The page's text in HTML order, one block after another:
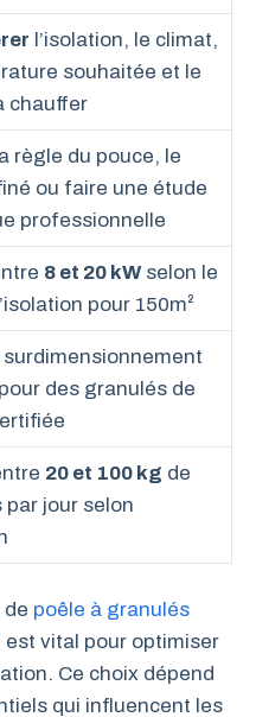
l’isolation, le climat,
souhaitée et le
chauffer
règle du pouce, le
ou faire une étude
professionnelle
8 et 20 kW selon le
pour 150m²
surdimensionnement
des granulés de
20 et 100 kg de
par jour selon
de poêle à granulés
est vital pour optimiser
Ce choix dépend
qui influencent les